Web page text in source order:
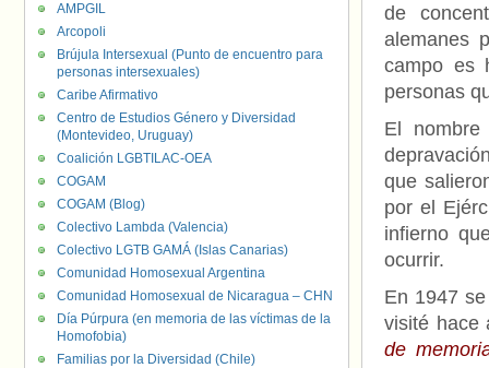
de
alemanes
campo es
personas
El nombre
que
por el
infierno
ocurrir.
En 1947
visité hace
de
AMPGIL
Arcopoli
Brújula Intersexual (Punto de encuentro para
personas intersexuales)
Caribe Afirmativo
Centro de Estudios Género y Diversidad
(Montevideo, Uruguay)
Coalición LGBTILAC-OEA
COGAM
COGAM (Blog)
Colectivo Lambda (Valencia)
Colectivo LGTB GAMÁ (Islas Canarias)
Comunidad Homosexual Argentina
Comunidad Homosexual de Nicaragua – CHN
Día Púrpura (en memoria de las víctimas de la
Homofobia)
Familias por la Diversidad (Chile)